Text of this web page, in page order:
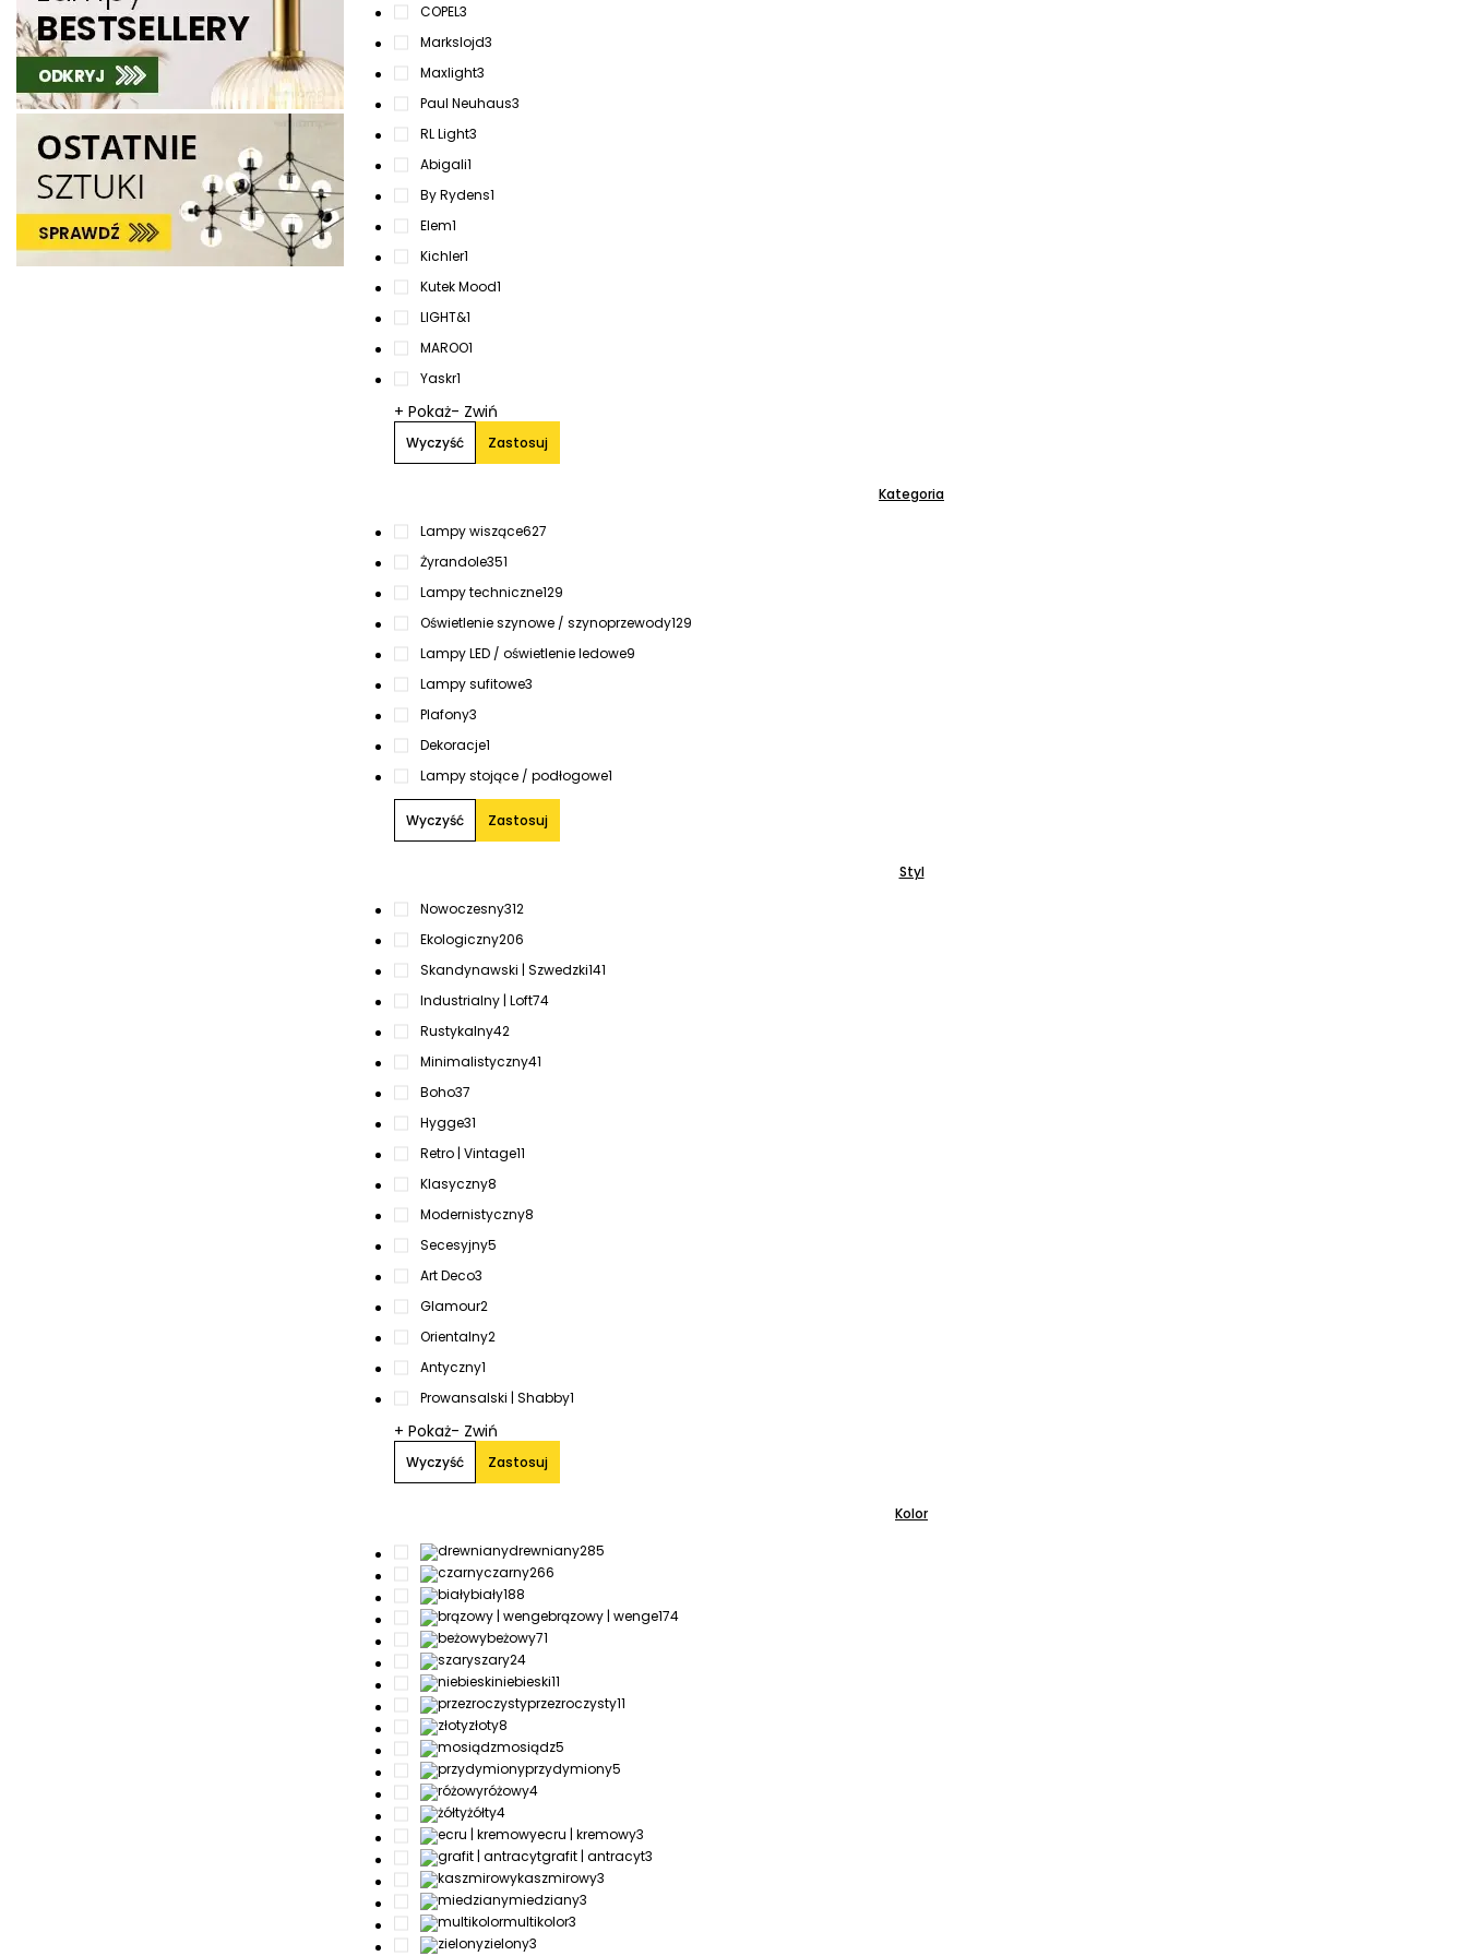
COPEL3
Markslojd3
Maxlight3
Paul Neuhaus3
RL Light3
Abigali1
By Rydens1
Elem1
Kichler1
Kutek Mood1
LIGHT&1
MAROO1
Yaskr1
+ Pokaż- Zwiń
Wyczyść Zastosuj
Kategoria
Lampy wiszące627
Żyrandole351
Lampy techniczne129
Oświetlenie szynowe / szynoprzewody129
Lampy LED / oświetlenie ledowe9
Lampy sufitowe3
Plafony3
Dekoracje1
Lampy stojące / podłogowe1
Wyczyść Zastosuj
Styl
Nowoczesny312
Ekologiczny206
Skandynawski | Szwedzki141
Industrialny | Loft74
Rustykalny42
Minimalistyczny41
Boho37
Hygge31
Retro | Vintage11
Klasyczny8
Modernistyczny8
Secesyjny5
Art Deco3
Glamour2
Orientalny2
Antyczny1
Prowansalski | Shabby1
+ Pokaż- Zwiń
Wyczyść Zastosuj
Kolor
drewniany285
czarny266
biały188
brązowy | wenge174
beżowy71
szary24
niebieski11
przezroczysty11
złoty8
mosiądz5
przydymiony5
różowy4
żółty4
ecru | kremowy3
grafit | antracyt3
kaszmirowy3
miedziany3
multikolor3
zielony3